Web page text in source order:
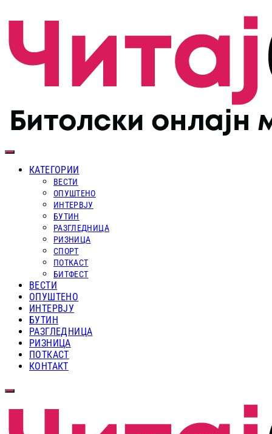
КАТЕГОРИИ
ВЕСТИ
ОПУШТЕНО
ИНТЕРВЈУ
БУТИН
РАЗГЛЕДНИЦА
РИЗНИЦА
СПОРТ
ПОТКАСТ
БИТФЕСТ
ВЕСТИ
ОПУШТЕНО
ИНТЕРВЈУ
БУТИН
РАЗГЛЕДНИЦА
РИЗНИЦА
ПОТКАСТ
КОНТАКТ